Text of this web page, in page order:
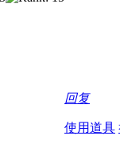
回复
使用道具